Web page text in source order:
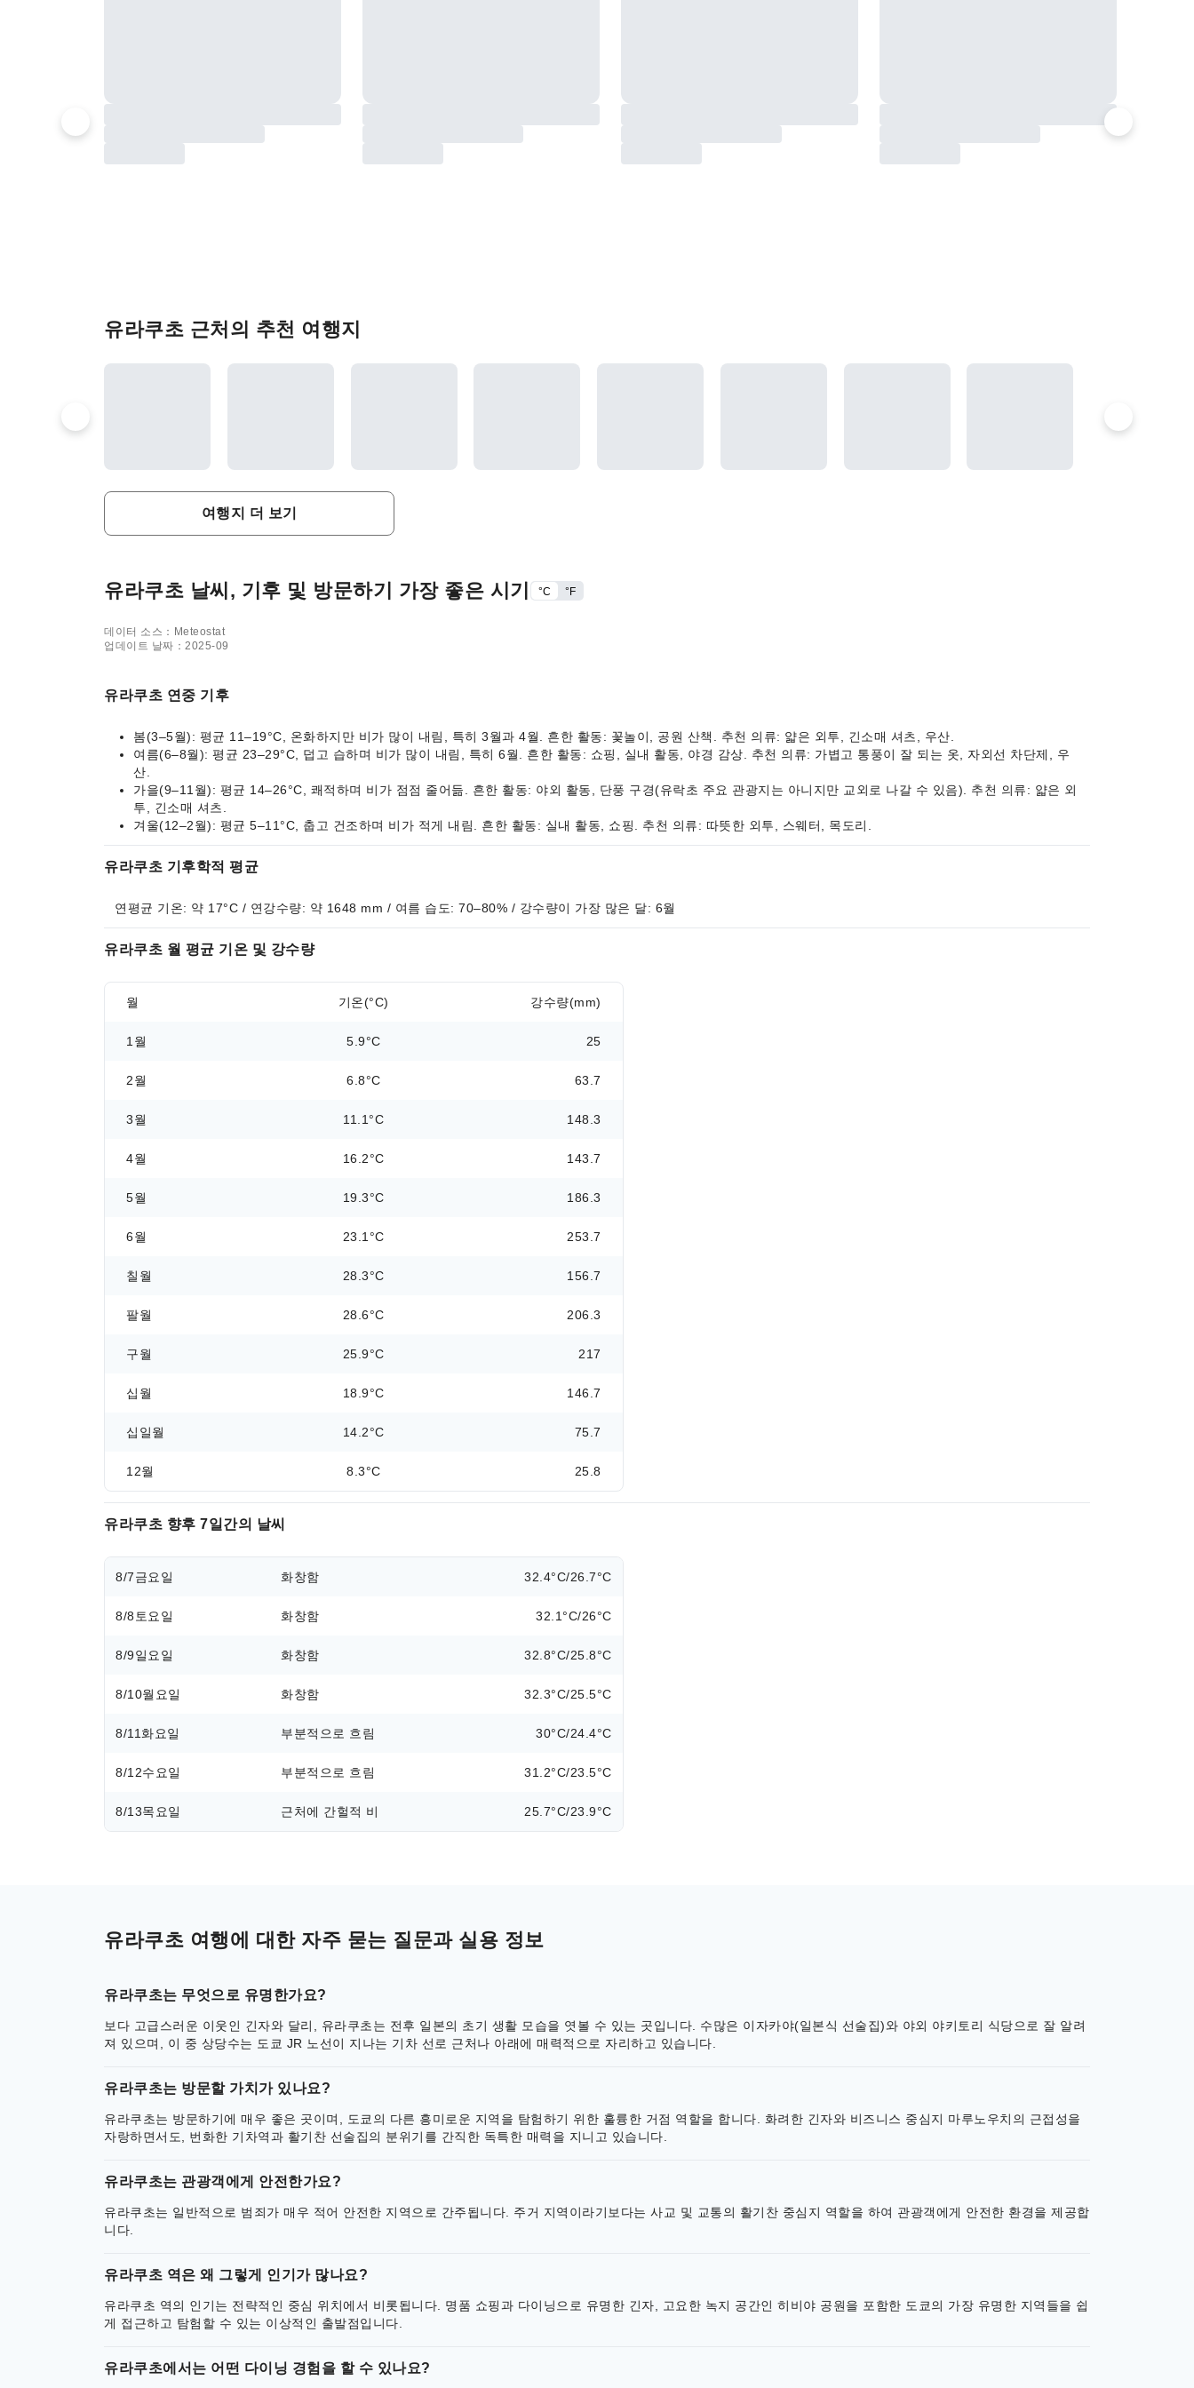
유라쿠초 근처의 추천 여행지
여행지 더 보기
유라쿠초 날씨, 기후 및 방문하기 가장 좋은 시기 °C °F
데이터 소스：Meteostat
업데이트 날짜：2025-09
유라쿠초 연중 기후
봄(3–5월): 평균 11–19°C, 온화하지만 비가 많이 내림, 특히 3월과 4월. 흔한 활동: 꽃놀이, 공원 산책. 추천 의류: 얇은 외투, 긴소매 셔츠, 우산.
여름(6–8월): 평균 23–29°C, 덥고 습하며 비가 많이 내림, 특히 6월. 흔한 활동: 쇼핑, 실내 활동, 야경 감상. 추천 의류: 가볍고 통풍이 잘 되는 옷, 자외선 차단제, 우
산.
가을(9–11월): 평균 14–26°C, 쾌적하며 비가 점점 줄어듦. 흔한 활동: 야외 활동, 단풍 구경(유락초 주요 관광지는 아니지만 교외로 나갈 수 있음). 추천 의류: 얇은 외
투, 긴소매 셔츠.
겨울(12–2월): 평균 5–11°C, 춥고 건조하며 비가 적게 내림. 흔한 활동: 실내 활동, 쇼핑. 추천 의류: 따뜻한 외투, 스웨터, 목도리.
유라쿠초 기후학적 평균
연평균 기온: 약 17°C / 연강수량: 약 1648 mm / 여름 습도: 70–80% / 강수량이 가장 많은 달: 6월
유라쿠초 월 평균 기온 및 강수량
월 기온(°C) 강수량(mm)
1월 5.9°C 25
2월 6.8°C 63.7
3월 11.1°C 148.3
4월 16.2°C 143.7
5월 19.3°C 186.3
6월 23.1°C 253.7
칠월 28.3°C 156.7
팔월 28.6°C 206.3
구월 25.9°C 217
십월 18.9°C 146.7
십일월 14.2°C 75.7
12월 8.3°C 25.8
유라쿠초 향후 7일간의 날씨
8/7금요일 화창함 32.4°C/26.7°C
8/8 토요일 화창함 32.1°C/26°C
8/9일요일 화창함 32.8°C/25.8°C
8/10월요일 화창함 32.3°C/25.5°C
8/11 화요일 부분적으로 흐림 30°C/24.4°C
8/12수요일 부분적으로 흐림 31.2°C/23.5°C
8/13목요일 근처에 간헐적 비 25.7°C/23.9°C
유라쿠초 여행에 대한 자주 묻는 질문과 실용 정보
유라쿠초는 무엇으로 유명한가요?
보다 고급스러운 이웃인 긴자와 달리, 유라쿠초는 전후 일본의 초기 생활 모습을 엿볼 수 있는 곳입니다. 수많은 이자카야(일본식 선술집)와 야외 야키토리 식당으로 잘 알려
져 있으며, 이 중 상당수는 도쿄 JR 노선이 지나는 기차 선로 근처나 아래에 매력적으로 자리하고 있습니다.
유라쿠초는 방문할 가치가 있나요?
유라쿠초는 방문하기에 매우 좋은 곳이며, 도쿄의 다른 흥미로운 지역을 탐험하기 위한 훌륭한 거점 역할을 합니다. 화려한 긴자와 비즈니스 중심지 마루노우치의 근접성을
자랑하면서도, 번화한 기차역과 활기찬 선술집의 분위기를 간직한 독특한 매력을 지니고 있습니다.
유라쿠초는 관광객에게 안전한가요?
유라쿠초는 일반적으로 범죄가 매우 적어 안전한 지역으로 간주됩니다. 주거 지역이라기보다는 사교 및 교통의 활기찬 중심지 역할을 하여 관광객에게 안전한 환경을 제공합
니다.
유라쿠초 역은 왜 그렇게 인기가 많나요?
유라쿠초 역의 인기는 전략적인 중심 위치에서 비롯됩니다. 명품 쇼핑과 다이닝으로 유명한 긴자, 고요한 녹지 공간인 히비야 공원을 포함한 도쿄의 가장 유명한 지역들을 쉽
게 접근하고 탐험할 수 있는 이상적인 출발점입니다.
유라쿠초에서는 어떤 다이닝 경험을 할 수 있나요?